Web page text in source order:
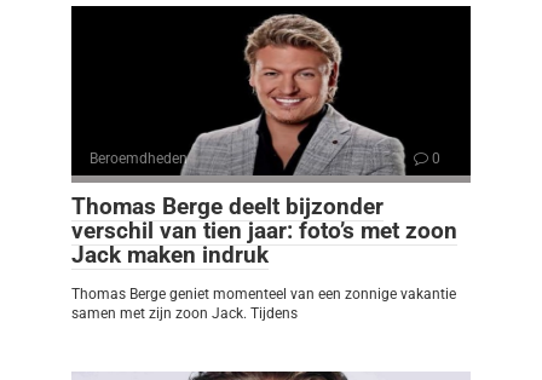
Beroemdheden 0
Thomas Berge deelt bijzonder
verschil van tien jaar: foto’s met zoon
Jack maken indruk
Thomas Berge geniet momenteel van een zonnige vakantie
samen met zijn zoon Jack. Tijdens